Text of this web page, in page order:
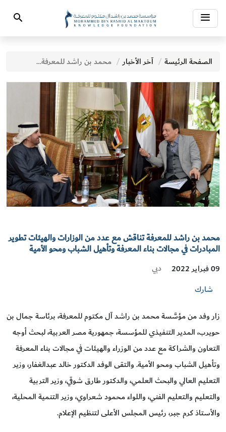
Toggle
navigation
Search
الصفحة الرئيسة آخر الأخبار محمد بن راشد للمعرفة تناقش مع عدد من الوزارات والهيئات تطوير المبادرات في مجالات بناء المعرفة وتأهيل الشباب ومحو الأمية
محمد بن راشد للمعرفة تناقش مع عدد من الوزارات والهيئات تطوير
المبادرات في مجالات بناء المعرفة وتأهيل الشباب ومحو الأمية
09 فبراير 2022
دبي
شارك
زار وفد من مؤسَّسة محمد بن راشد آل مكتوم للمعرفة، برئاسة جمال بن
حويرب، المدير التنفيذي للمؤسسة، جمهورية مصر العربية، لبحث أوجه
التعاون والشراكة مع عدد من الوزراء والهيئات في مجالات بناء المعرفة
وتأهيل الشباب ومحو الأمية. والتقى الوفد الدكتور خالد عبدالغفار، وزير
التعليم العالي والبحث العلمي، والدكتور طارق شوقي، وزير التربية
والتعليم والتعليم الفني، واللواء محمود شعراوي، وزير التنمية المحلية،
والأستاذ كرم جبر، رئيس المجلس الأعلى لتنظيم الإعلام.